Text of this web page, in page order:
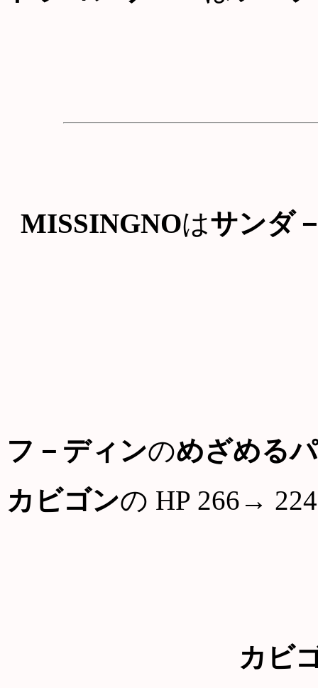
MISSINGNOはサンダ
フ－ディンのめざめる
カビゴンの HP 266→ 224
カビ